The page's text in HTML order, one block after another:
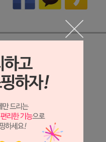
열기
해 보실 수 있습니다.
요 ※
이 달라질 수 있으니